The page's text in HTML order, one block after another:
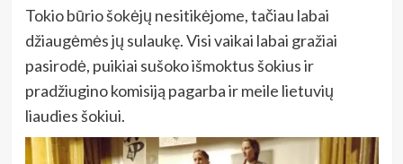
Tokio būrio šokėjų nesitikėjome, tačiau labai
džiaugėmės jų sulaukę. Visi vaikai labai gražiai
pasirodė, puikiai sušoko išmoktus šokius ir
pradžiugino komisiją pagarba ir meile lietuvių
liaudies šokiui.